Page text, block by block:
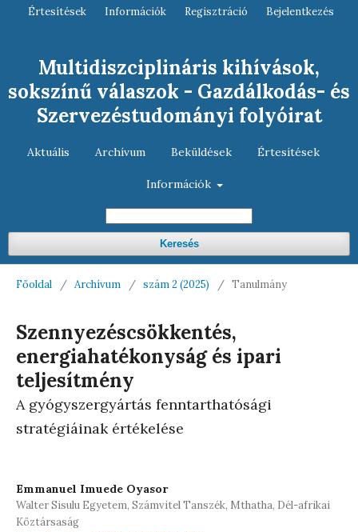
Multidiszciplináris kihívások,
sokszínű válaszok - Gazdálkodás- és
Szervezéstudományi folyóirat
Aktuális Archívum Beküldések Értesítések
Információk
Keresés
Értesítések Információk Regisztráció Bejelentkezés
Főoldal / Archívum / szám 2 (2025) / Tanulmány
Szennyezéscsökkentés,
energiahatékonyság és ipari
teljesítmény
A gyógyszergyártás fenntarthatósági
stratégiáinak értékelése
Emmanuel Imuede Oyasor
Walter Sisulu Egyetem, Számvitel Tanszék, Mthatha, Dél-afrikai
Köztársaság